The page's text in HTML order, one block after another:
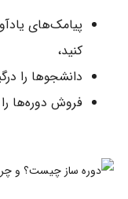
پیامک‌های
کنید،
دانشجوها را
فروش دوره‌ها